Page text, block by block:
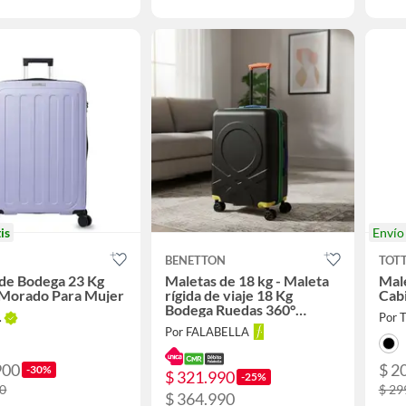
Bodega 23 Kg
Para Mujer
-30%
BENETTON
Maletas de 18 kg - Maleta
rígida de viaje 18 Kg
Bodega Ruedas 360°
candado TSA
Por FALABELLA
$ 321.990 -25%
$ 364.990
Envío
Por
$
$